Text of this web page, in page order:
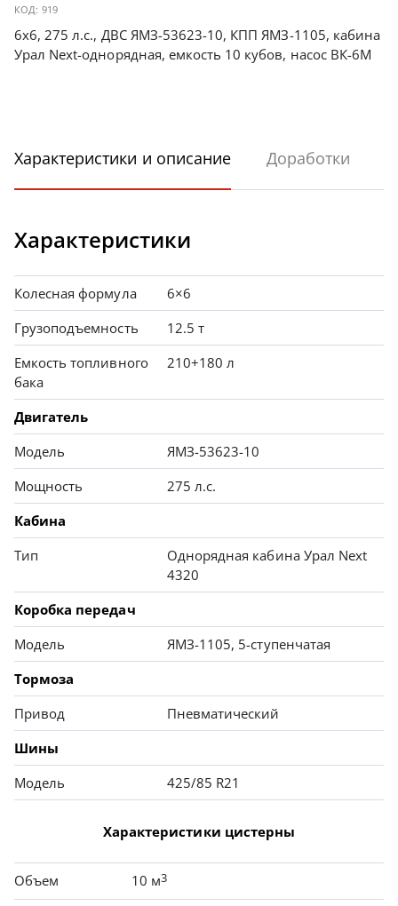
КОД: 919
6х6, 275 л.с., ДВС ЯМЗ-53623-10, КПП ЯМЗ-1105, кабина
Урал Next-однорядная, емкость 10 кубов, насос ВК-6М
Характеристики и описание Доработки
Характеристики
Колесная формула
6×6
Грузоподъемность
12.5 т
Емкость топливного
бака
210+180 л
Двигатель
Модель
ЯМЗ-53623-10
Мощность
275 л.с.
Кабина
Тип
Однорядная кабина Урал Next
4320
Коробка передач
Модель
ЯМЗ-1105, 5-ступенчатая
Тормоза
Привод
Пневматический
Шины
Модель
425/85 R21
Характеристики цистерны
Объем 10 м3